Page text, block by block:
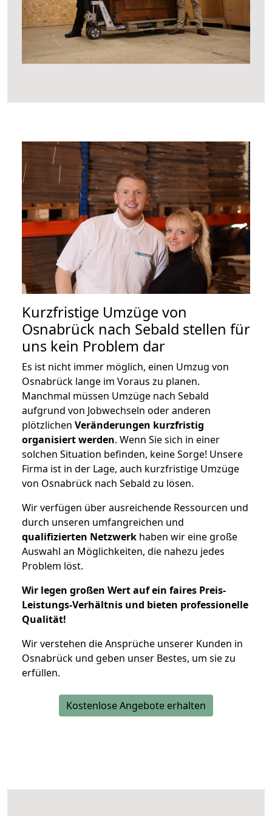
Kurzfristige Umzüge von
Osnabrück nach Sebald stellen für
uns kein Problem dar
Es ist nicht immer möglich, einen Umzug von
Osnabrück lange im Voraus zu planen.
Manchmal müssen Umzüge nach Sebald
aufgrund von Jobwechseln oder anderen
plötzlichen Veränderungen kurzfristig
organisiert werden. Wenn Sie sich in einer
solchen Situation befinden, keine Sorge! Unsere
Firma ist in der Lage, auch kurzfristige Umzüge
von Osnabrück nach Sebald zu lösen.
Wir verfügen über ausreichende Ressourcen und
durch unseren umfangreichen und
qualifizierten Netzwerk haben wir eine große
Auswahl an Möglichkeiten, die nahezu jedes
Problem löst.
Wir legen großen Wert auf ein faires Preis-
Leistungs-Verhältnis und bieten professionelle
Qualität!
Wir verstehen die Ansprüche unserer Kunden in
Osnabrück und geben unser Bestes, um sie zu
erfüllen.
Kostenlose Angebote erhalten